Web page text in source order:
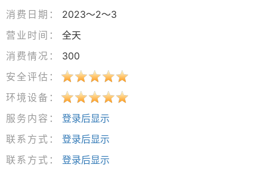
消费日期：
2023～2～3
营业时间：
全天
消费情况：
300
安全评估：
环境设备：
服务内容：
登录后显示
联系方式：
登录后显示
联系方式：
登录后显示